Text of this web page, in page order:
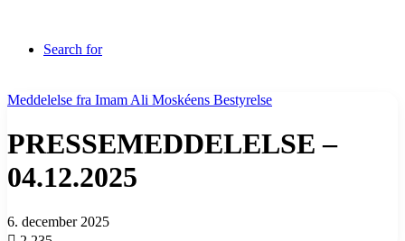
Search for
Meddelelse fra Imam Ali Moskéens Bestyrelse
PRESSEMEDDELELSE –
04.12.2025
6. december 2025